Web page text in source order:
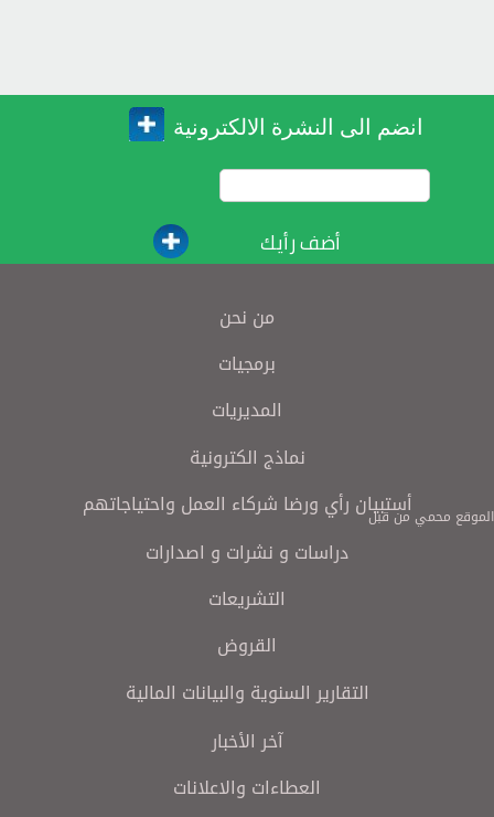
انضم الى النشرة الالكترونية
أضف رأيك
من نحن
برمجيات
المديريات
نماذج الكترونية
أستبيان رأي ورضا شركاء العمل واحتياجاتهم
دراسات و نشرات و اصدارات
التشريعات
القروض
التقارير السنوية والبيانات المالية
آخر الأخبار
العطاءات والاعلانات
الموقع محمي من قبل